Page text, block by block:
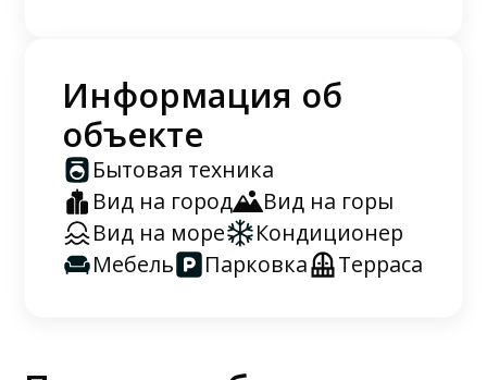
Информация об
объекте
Бытовая техника
Вид на город
Вид на горы
Вид на море
Кондиционер
Мебель
Парковка Терраса